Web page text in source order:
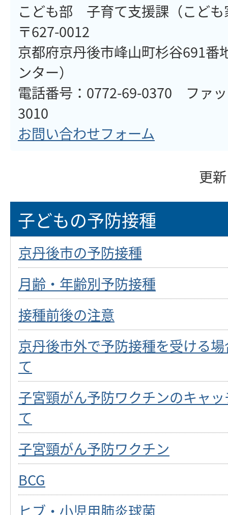
こども部 子育て支援課（こども
〒627-0012
京都府京丹後市峰山町杉谷691番
ンター）
電話番号：0772-69-0370 ファ
3010
お問い合わせフォーム
更
子どもの予防接種
京丹後市の予防接種
月齢・年齢別予防接種
接種前後の注意
京丹後市外で予防接種を受ける
て
子宮頸がん予防ワクチンのキャ
て
子宮頸がん予防ワクチン
BCG
ヒブ・小児用肺炎球菌